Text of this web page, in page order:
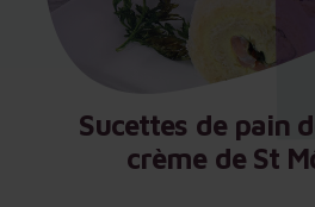
Sucettes de pain
crème de St
Sucettes de pain
crème de St
Sucettes de pain
crème de St